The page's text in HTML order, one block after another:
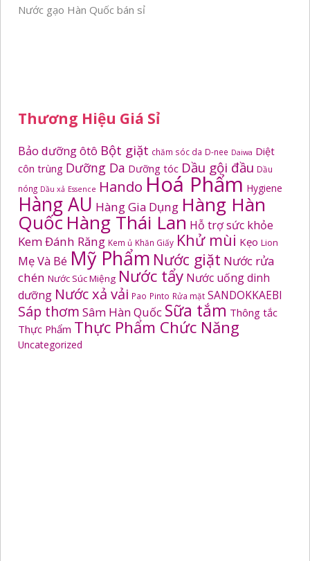
Nước gạo Hàn Quốc bán sỉ
Thương Hiệu Giá Sỉ
Bảo dưỡng ôtô Bột giặt chăm sóc da D-nee Daiwa Diệt
côn trùng Dưỡng Da Dưỡng tóc Dầu gội đầu Dầu
nóng Dầu xả Essence Hando Hoá Phẩm Hygiene
Hàng AU Hàng Gia Dụng Hàng Hàn
Quốc Hàng Thái Lan Hỗ trợ sức khỏe
Kem Đánh Răng Kem ủ Khăn Giấy Khử mùi Kẹo Lion
Mẹ Và Bé Mỹ Phẩm Nước giặt Nước rửa
chén Nước Súc Miệng Nước tẩy Nước uống dinh
dưỡng Nước xả vải Pao Pinto Rửa mặt SANDOKKAEBI
Sáp thơm Sâm Hàn Quốc Sữa tắm Thông tắc
Thực Phẩm Thực Phẩm Chức Năng
Uncategorized